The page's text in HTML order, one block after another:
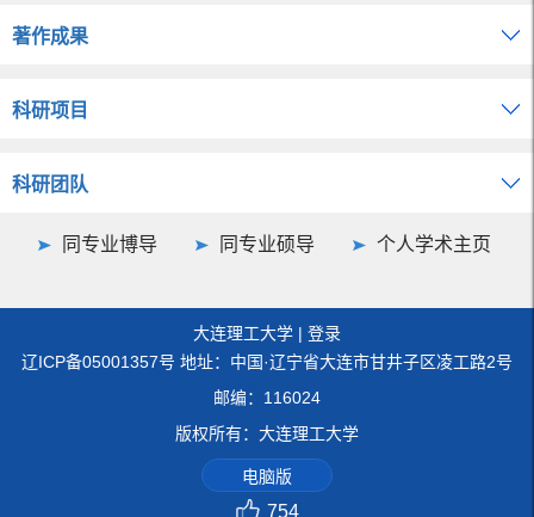
著作成果
科研项目
科研团队
同专业博导 同专业硕导 个人学术主页
大连理工大学 | 登录
辽ICP备05001357号 地址：中国·辽宁省大连市甘井子区凌工路2号
邮编：116024
版权所有：大连理工大学
电脑版
754